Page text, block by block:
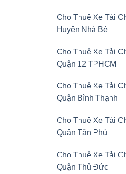
Cho Thuê Xe Tải
Huyện Nhà Bè
Cho Thuê Xe Tải
Quận 12 TPHCM
Cho Thuê Xe Tải
Quận Bình Thạnh
Cho Thuê Xe Tải
Quận Tân Phú
Cho Thuê Xe Tải
Quận Thủ Đức